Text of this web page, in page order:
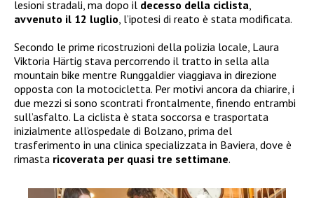
lesioni stradali, ma dopo il decesso della ciclista
avvenuto il 12 luglio , l’ipotesi di reato è stata modificata.
Secondo le prime ricostruzioni della polizia locale, Laura
Viktoria Härtig stava percorrendo il tratto in sella alla
mountain bike mentre Runggaldier viaggiava in direzione
opposta con la motocicletta. Per motivi ancora da chiarire, i
due mezzi si sono scontrati frontalmente, finendo entrambi
sull’asfalto. La ciclista è stata soccorsa e trasportata
inizialmente all’ospedale di Bolzano, prima del
trasferimento in una clinica specializzata in Baviera, dove è
rimasta ricoverata per quasi tre settimane.